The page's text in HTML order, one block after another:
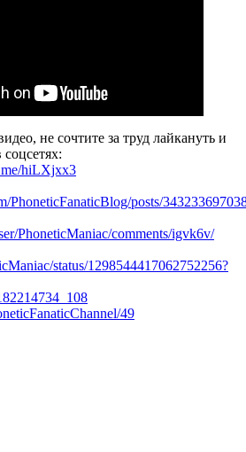
не сочтите за труд лайкануть и
соцсетях:
hiLXjxx3
PhoneticFanaticBlog/posts/
PhoneticManiac/comments/igvk6v/
status/1298544417062752256?
49